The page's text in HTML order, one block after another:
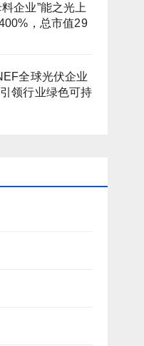
企业”能之光上
，总市值29
全球光伏企业
领行业绿色可持